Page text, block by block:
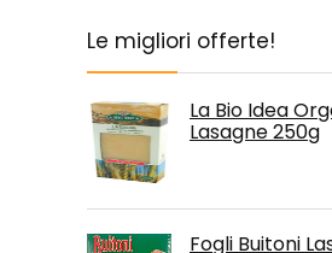
Le migliori offerte!
La Bio Idea
Lasagne 250g
Fogli Buitoni